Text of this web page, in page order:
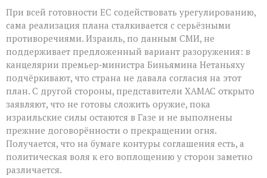
При всей готовности ЕС содействовать урегулированию,
сама реализация плана сталкивается с серьёзными
противоречиями. Израиль, по данным СМИ, не
поддерживает предложенный вариант разоружения: в
канцелярии премьер‑министра Биньямина Нетаньяху
подчёркивают, что страна не давала согласия на этот
план. С другой стороны, представители ХАМАС открыто
заявляют, что не готовы сложить оружие, пока
израильские силы остаются в Газе и не выполнены
прежние договорённости о прекращении огня.
Получается, что на бумаге контуры соглашения есть, а
политическая воля к его воплощению у сторон заметно
различается.